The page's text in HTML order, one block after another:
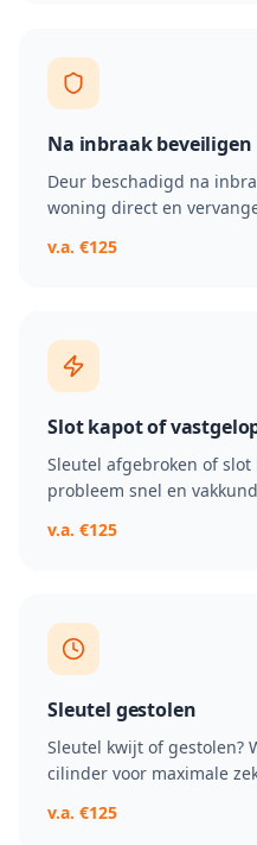
Na inbraak beveiligen
Deur beschadigd na
woning direct en
v.a. €125
Slot kapot of
Sleutel afgebroken of
probleem snel en
v.a. €125
Sleutel gestolen
Sleutel kwijt of gestolen?
cilinder voor maximale
v.a. €125